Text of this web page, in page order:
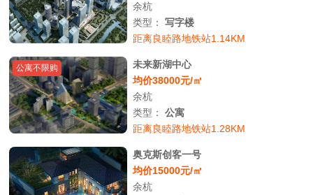
余杭
类型：写字楼
距离良睦路地铁站1.14KM
公寓不限购
未来新湖中心
均价38000元/㎡
余杭
类型：公寓
距离良睦路地铁站1.28KM
奥克斯创客一号
均价15000元/㎡
余杭